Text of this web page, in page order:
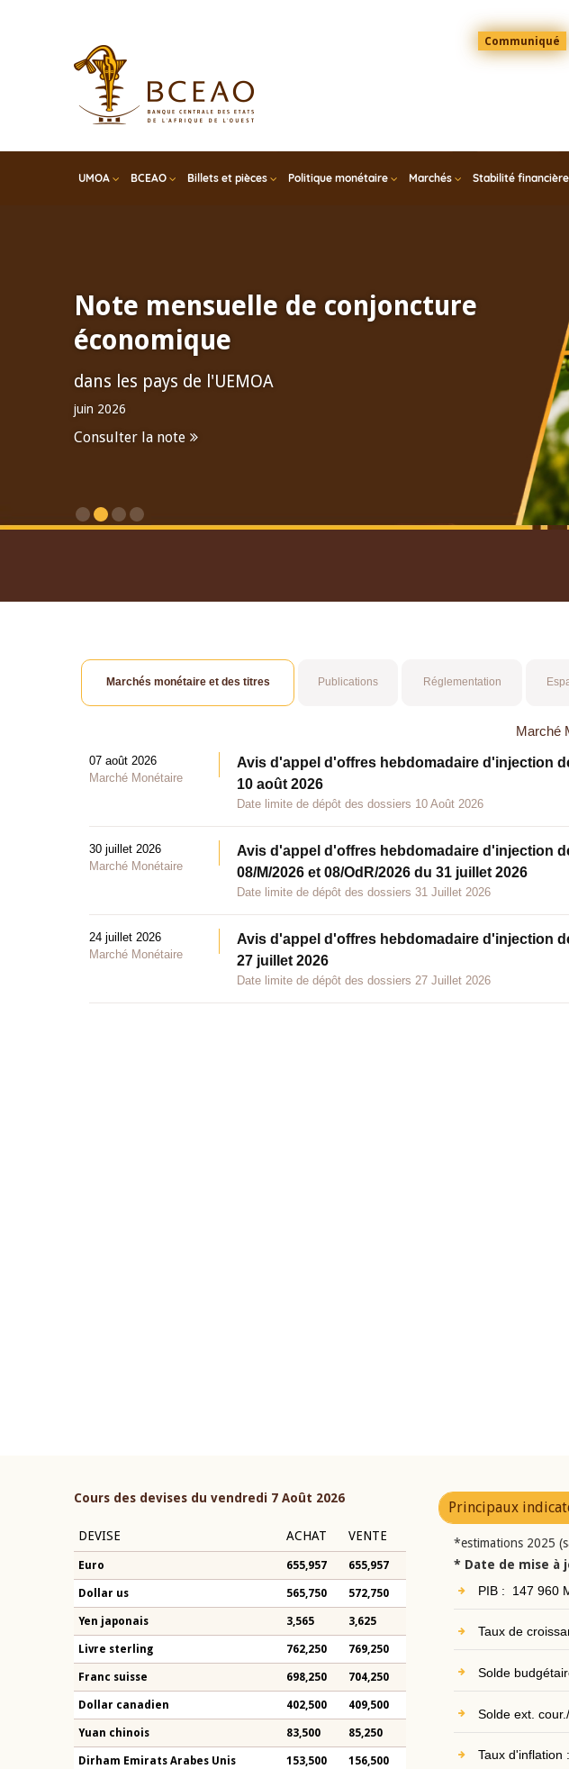
Menu
Top
Communiqué
UMOA BCEAO Billets et pièces Politique monétaire Marchés Stabilité financière
Note mensuelle de conjoncture
économique
dans les pays de l'UEMOA
juin 2026
Consulter la note
Marchés monétaire et des titres Publications Réglementation
Marché
07 août 2026
Marché Monétaire
Avis d'appel d'offres hebdomadaire d'injection
10 août 2026
Date limite de dépôt des dossiers 10 Août 2026
30 juillet 2026
Marché Monétaire
Avis d'appel d'offres hebdomadaire d'injection
08/M/2026 et 08/OdR/2026 du 31 juillet 2026
Date limite de dépôt des dossiers 31 Juillet 2026
24 juillet 2026
Marché Monétaire
Avis d'appel d'offres hebdomadaire d'injection
27 juillet 2026
Date limite de dépôt des dossiers 27 Juillet 2026
Cours des devises du vendredi 7 Août 2026
DEVISE ACHAT VENTE
Euro 655,957 655,957
Dollar us 565,750 572,750
Yen japonais 3,565 3,625
Livre sterling 762,250 769,250
Franc suisse 698,250 704,250
Dollar canadien 402,500 409,500
Yuan chinois 83,500 85,250
Dirham Emirats Arabes Unis 153,500 156,500
Principaux
*estimations 2025
* Date de mise à
PIB : 147 960
Taux de
Solde
Solde ext.
Taux d'inflation